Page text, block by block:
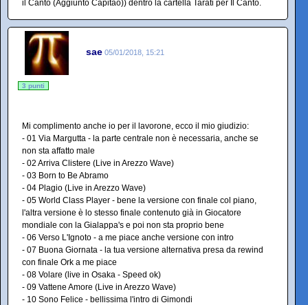
il Canto (Aggiunto Capitao)) dentro la cartella Tarati per Il Canto.
sae 05/01/2018, 15:21
3 punti
Mi complimento anche io per il lavorone, ecco il mio giudizio:
- 01 Via Margutta - la parte centrale non è necessaria, anche se
non sta affatto male
- 02 Arriva Clistere (Live in Arezzo Wave)
- 03 Born to Be Abramo
- 04 Plagio (Live in Arezzo Wave)
- 05 World Class Player - bene la versione con finale col piano,
l'altra versione è lo stesso finale contenuto già in Giocatore
mondiale con la Gialappa's e poi non sta proprio bene
- 06 Verso L'Ignoto - a me piace anche versione con intro
- 07 Buona Giornata - la tua versione alternativa presa da rewind
con finale Ork a me piace
- 08 Volare (live in Osaka - Speed ok)
- 09 Vattene Amore (Live in Arezzo Wave)
- 10 Sono Felice - bellissima l'intro di Gimondi